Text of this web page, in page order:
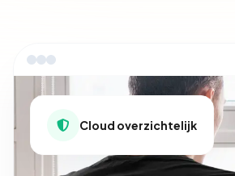
Cloud overzichtelijk